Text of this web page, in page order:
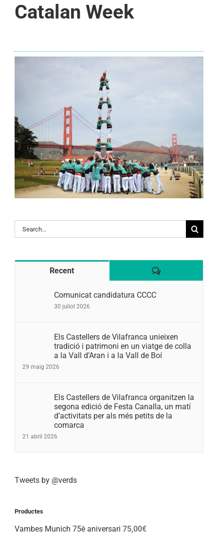
Catalan Week
Search
for:
Recent Comentaris
Comunicat candidatura CCCC
30 juliol 2026
Els Castellers de Vilafranca unieixen
tradició i patrimoni en un viatge de colla
a la Vall d’Aran i a la Vall de Boí
29 maig 2026
Els Castellers de Vilafranca organitzen la
segona edició de Festa Canalla, un matí
d’activitats per als més petits de la
comarca
21 abril 2026
Tweets by @verds
Productes
Vambes Munich 75è aniversari 75,00€